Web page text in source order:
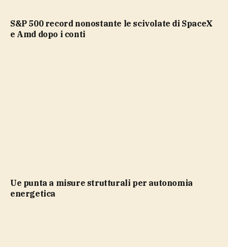
S&P 500 record nonostante le scivolate di SpaceX
e Amd dopo i conti
Ue punta a misure strutturali per autonomia
energetica